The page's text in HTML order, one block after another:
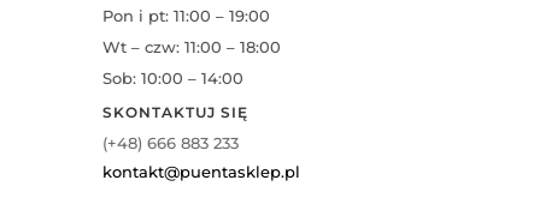
Pon i pt: 11:00 – 19:00
Wt – czw: 11:00 – 18:00
Sob: 10:00 – 14:00
SKONTAKTUJ SIĘ
(+48) 666 883 233
kontakt@puentasklep.pl